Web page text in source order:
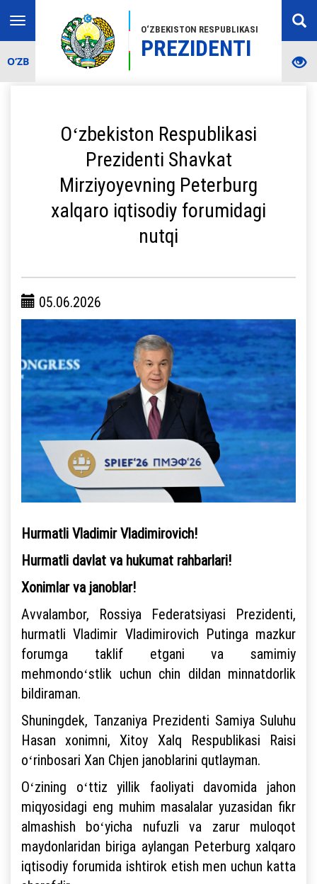
O‘ZBEKISTON RESPUBLIKASI
PREZIDENTI
Toggle
navigation
O‘ZB
Oʻzbekiston Respublikasi
Prezidenti Shavkat
Mirziyoyevning Peterburg
xalqaro iqtisodiy forumidagi
nutqi
05.06.2026
Hurmatli Vladimir Vladimirovich!
Hurmatli davlat va hukumat rahbarlari!
Xonimlar va janoblar!
Avvalambor, Rossiya Federatsiyasi Prezidenti,
hurmatli Vladimir Vladimirovich Putinga mazkur
forumga taklif etgani va samimiy
mehmondoʻstlik uchun chin dildan minnatdorlik
bildiraman.
Shuningdek, Tanzaniya Prezidenti Samiya Suluhu
Hasan xonimni, Xitoy Xalq Respublikasi Raisi
oʻrinbosari Xan Chjen janoblarini qutlayman.
Oʻzining oʻttiz yillik faoliyati davomida jahon
miqyosidagi eng muhim masalalar yuzasidan fikr
almashish boʻyicha nufuzli va zarur muloqot
maydonlaridan biriga aylangan Peterburg xalqaro
iqtisodiy forumida ishtirok etish men uchun katta